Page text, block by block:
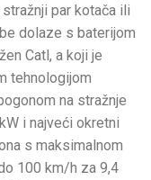
par kotača ili
dolaze s baterijom
Catl, a koji je
tehnologijom
na stražnje
i najveći okretni
s maksimalnom
100 km/h za 9,4